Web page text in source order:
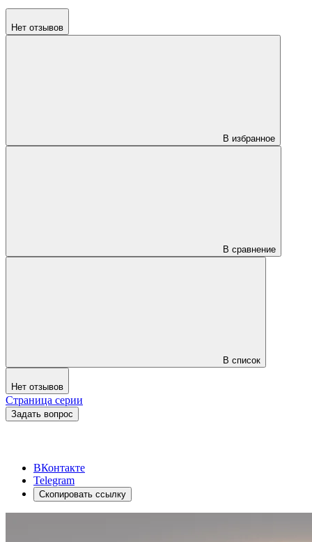
Нет отзывов
В избранное
В сравнение
В список
Нет отзывов
Страница серии
Задать вопрос
ВКонтакте
Telegram
Скопировать ссылку